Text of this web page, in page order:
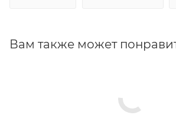
Вам также может